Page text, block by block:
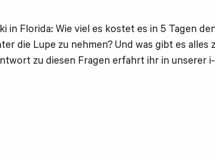
in Florida: Wie viel es kostet es in 5 Tagen
die Lupe zu nehmen? Und was gibt es alles
zu diesen Fragen erfahrt ihr in unserer